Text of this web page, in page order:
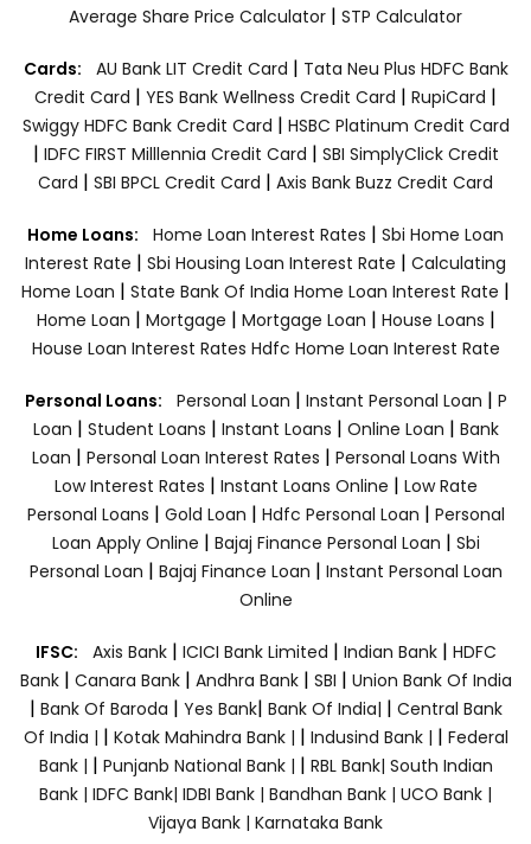
Average Share Price Calculator | STP Calculator
Cards: AU Bank LIT Credit Card | Tata Neu Plus HDFC Bank
Credit Card | YES Bank Wellness Credit Card | RupiCard |
Swiggy HDFC Bank Credit Card | HSBC Platinum Credit Card
| IDFC FIRST Milllennia Credit Card | SBI SimplyClick Credit
Card | SBI BPCL Credit Card | Axis Bank Buzz Credit Card
Home Loans: Home Loan Interest Rates | Sbi Home Loan
Interest Rate | Sbi Housing Loan Interest Rate | Calculating
Home Loan | State Bank Of India Home Loan Interest Rate |
Home Loan | Mortgage | Mortgage Loan | House Loans |
House Loan Interest Rates Hdfc Home Loan Interest Rate
Personal Loans: Personal Loan | Instant Personal Loan | P
Loan | Student Loans | Instant Loans | Online Loan | Bank
Loan | Personal Loan Interest Rates | Personal Loans With
Low Interest Rates | Instant Loans Online | Low Rate
Personal Loans | Gold Loan | Hdfc Personal Loan | Personal
Loan Apply Online | Bajaj Finance Personal Loan | Sbi
Personal Loan | Bajaj Finance Loan | Instant Personal Loan
Online
IFSC: Axis Bank | ICICI Bank Limited | Indian Bank | HDFC
Bank| Canara Bank | Andhra Bank| SBI | Union Bank Of India
| Bank Of Baroda | Yes Bank| Bank Of India| | Central Bank
Of India | | Kotak Mahindra Bank | | Indusind Bank | | Federal
Bank | | Punjanb National Bank | | RBL Bank| South Indian
Bank | IDFC Bank| IDBI Bank | Bandhan Bank | UCO Bank |
Vijaya Bank | Karnataka Bank